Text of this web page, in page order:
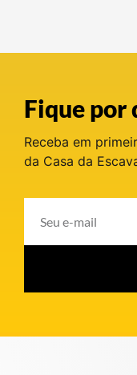
Fique por
Receba em
da Casa da